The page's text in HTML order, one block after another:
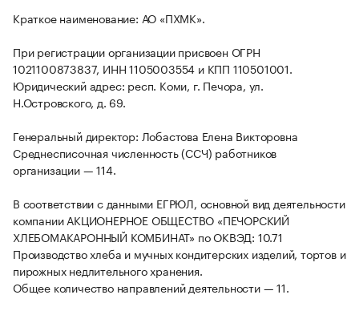
Краткое наименование: АО «ПХМК».
При регистрации организации присвоен ОГРН
1021100873837, ИНН 1105003554 и КПП 110501001.
Юридический адрес: респ. Коми, г. Печора, ул.
Н.Островского, д. 69.
Генеральный директор: Лобастова Елена Викторовна
Среднесписочная численность (ССЧ) работников
организации — 114.
В соответствии с данными ЕГРЮЛ, основной вид деятельности
компании АКЦИОНЕРНОЕ ОБЩЕСТВО «ПЕЧОРСКИЙ
ХЛЕБОМАКАРОННЫЙ КОМБИНАТ» по ОКВЭД: 10.71
Производство хлеба и мучных кондитерских изделий, тортов и
пирожных недлительного хранения.
Общее количество направлений деятельности — 11.